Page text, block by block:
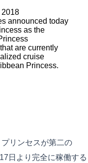
2018
announced today
as the
are currently
cruise
Princess.
リンセスが第二の
日より完全に稼働する